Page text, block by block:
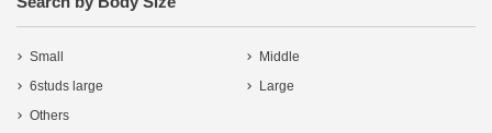
Small
Middle
6studs large
Large
Others